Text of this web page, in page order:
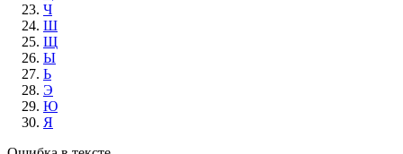
Ч
Ш
Щ
Ы
Ь
Э
Ю
Я